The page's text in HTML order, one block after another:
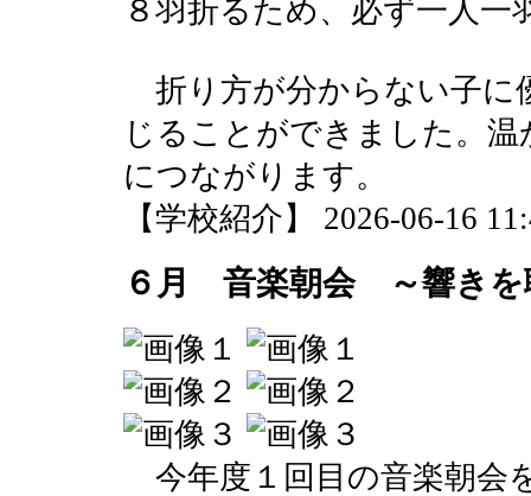
８羽折るため、必ず一人
折り方が分からない子に
じることができました。
につながります。
【学校紹介】 2026-06-16
６月 音楽朝会 ～響きを
今年度１回目の音楽朝会